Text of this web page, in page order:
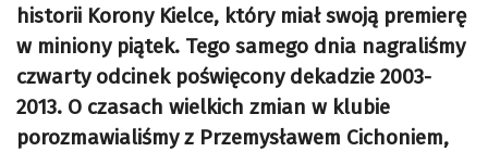
historii Korony Kielce, który miał swoją premierę
w miniony piątek. Tego samego dnia nagraliśmy
czwarty odcinek poświęcony dekadzie 2003-
2013. O czasach wielkich zmian w klubie
porozmawialiśmy z Przemysławem Cichoniem,